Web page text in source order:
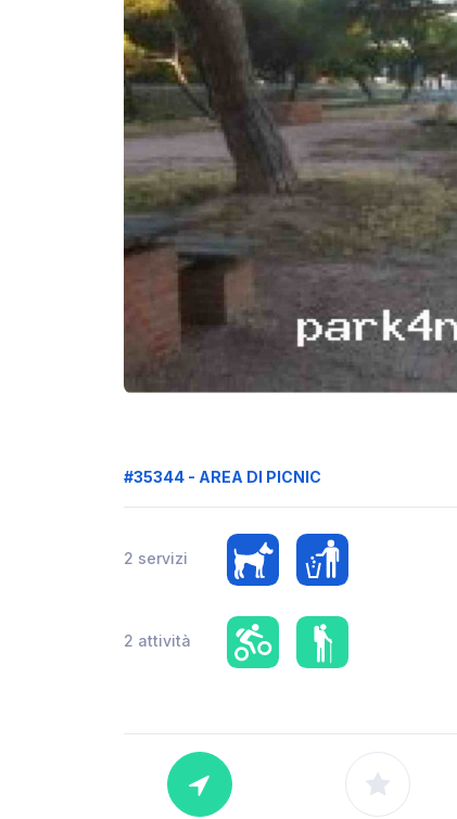
#35344 - AREA DI PICNIC
2 servizi
2 attività